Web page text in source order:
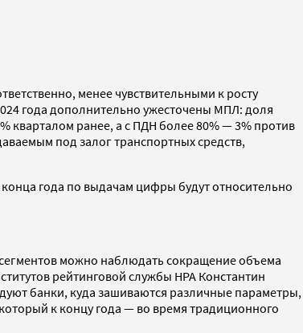
менее чувствительными к росту
года дополнительно ужесточены МПЛ: доля
кварталом ранее, а с ПДН более 80% — 3% против
под залог транспортных средств,
года по выдачам цифры будут относительно
можно наблюдать сокращение объема
рейтинговой службы НРА Константин
банки, куда зашиваются различные параметры,
к концу года — во время традиционного